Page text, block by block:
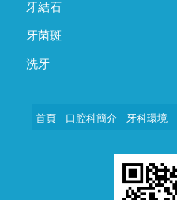
牙結石
牙菌斑
洗牙
首頁 口腔科簡介 牙科環境